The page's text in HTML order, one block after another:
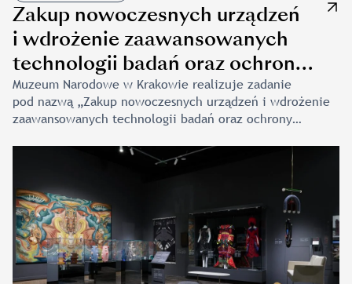
Zakup nowoczesnych urządzeń
i wdrożenie zaawansowanych
technologii badań oraz ochrony
zbiorów Muzeum Narodowego
w Krakowie
Muzeum Narodowe w Krakowie realizuje zadanie
pod nazwą „Zakup nowoczesnych urządzeń i wdrożenie
zaawansowanych technologii badań oraz ochrony
zadania zakupiono specjalistyczny sprzęt dla muzealnego
Laboratorium Analiz i Nieniszczących Badań Obiektów
Zabytkowych (LANBOZ), niezbędny do skutecznego
i bezpiecznego badania zbiorów MNK. Wśród
zakupionych urządzeń znalazły się: przenośny
skaningowy mikroskop elektronowy, spektrometr
w podczerwieni oraz zestaw do cyfrowej radiografii
bezpośredniej. Nowy sprzęt […]